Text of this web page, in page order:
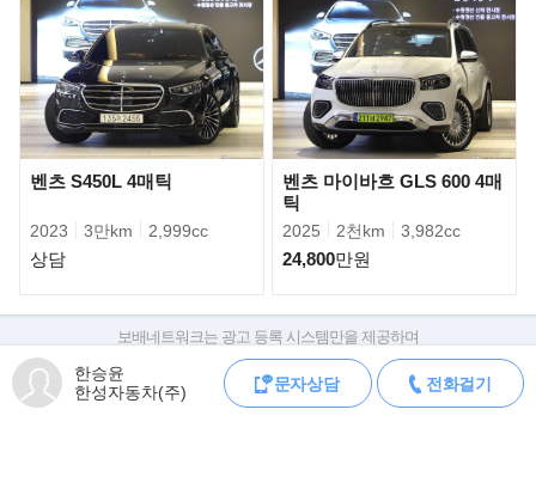
높은 라디에이터 그릴이 인상적이다. S클래스의 전형적인 3줄 주간
주행등을 평면적이고 작게 디자인했다.
차의 역동적인 형태는 후면에서도 이어진다. 정밀한 디자인과 일부
애니메이션 효과를 적용한 리어 램프는
고급스럽다.
벤츠 S450L 4매틱
2023 3만km 2,999cc
상담
벤츠 마이바흐 GLS 600 4매
틱
2025 2천km 3,982cc
24,800만원
한승윤
한성자동차(주)
문자상담 전화걸기
보배네트워크는 광고 등록 시스템만을 제공하며
판매자가 직접 등록한 내용에 대한 모든 책임은 판매자에게 있습니다.
차량 구매 시 차량등록증, 성능점검기록부, 실제 차량 상태,
차대번호 조회로 직접 정보를 확인하세요.